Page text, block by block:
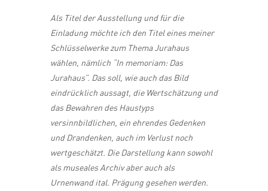
Als Titel der Ausstellung und für die
Einladung möchte ich den Titel eines meiner
Schlüsselwerke zum Thema Jurahaus
wählen, nämlich “In memoriam: Das
Jurahaus”. Das soll, wie auch das Bild
eindrücklich aussagt, die Wertschätzung und
das Bewahren des Haustyps
versinnbildlichen, ein ehrendes Gedenken
und Drandenken, auch im Verlust noch
wertgeschätzt. Die Darstellung kann sowohl
als museales Archiv aber auch als
Urnenwand ital. Prägung gesehen werden.